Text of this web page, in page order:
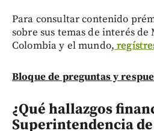
Para consultar contenido
sobre sus temas de interés
Colombia y el mundo,
Bloque de preguntas y
¿Qué hallazgos
Superintendencia